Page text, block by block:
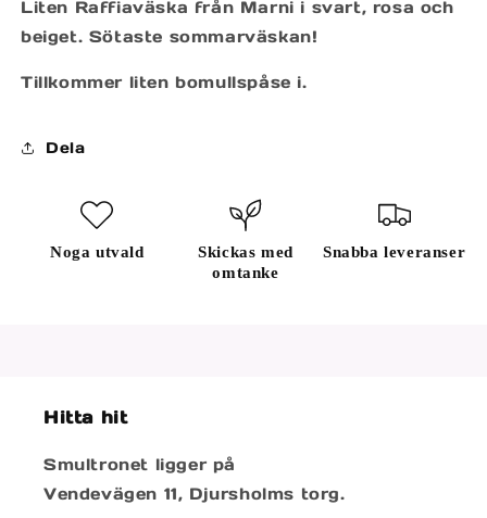
Liten Raffiaväska från Marni i svart, rosa och
beiget. Sötaste sommarväskan!
Tillkommer liten bomullspåse i.
Dela
Noga utvald
Skickas med
omtanke
Snabba leveranser
Hitta hit
Smultronet ligger på
Vendevägen 11, Djursholms torg.